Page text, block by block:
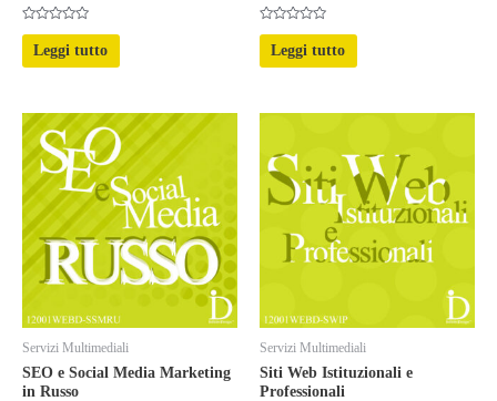
Valutato
su
5
Leggi tutto
Valutato
su
5
Leggi tutto
Servizi Multimediali
SEO e Social Media Marketing
in Russo
Servizi Multimediali
Siti Web Istituzionali e
Professionali